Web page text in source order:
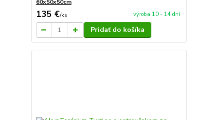
60x50x50cm
135 €/ks výroba 10 - 14 dní
Pridať do košíka